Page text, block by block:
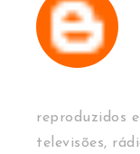
reproduzidos
televisões,